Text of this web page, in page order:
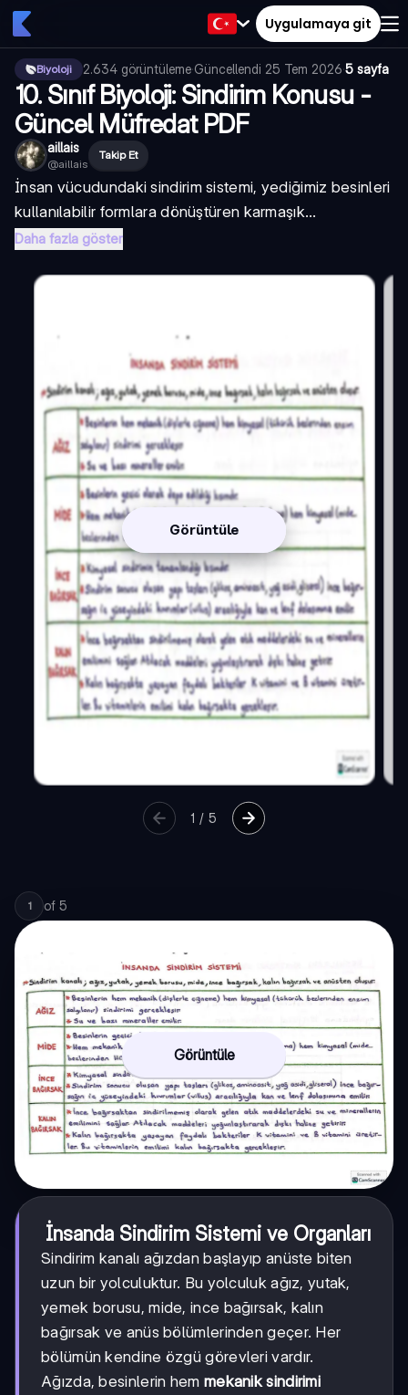
Uygulamaya git
Biyoloji 2.634 görüntüleme·Güncellendi 25 Tem 2026·5 sayfa
10. Sınıf Biyoloji: Sindirim Konusu -
Güncel Müfredat PDF
aillais
@aillais
Takip Et
İnsan vücudundaki sindirim sistemi, yediğimiz besinleri
kullanılabilir formlara dönüştüren karmaşık...
Daha fazla göster
Görüntüle
1 /5
1 of 5
Görüntüle
İnsanda Sindirim Sistemi ve Organları
Sindirim kanalı ağızdan başlayıp anüste biten
uzun bir yolculuktur. Bu yolculuk ağız, yutak,
yemek borusu, mide, ince bağırsak, kalın
bağırsak ve anüs bölümlerinden geçer. Her
bölümün kendine özgü görevleri vardır.
Ağızda, besinlerin hem mekanik sindirimi